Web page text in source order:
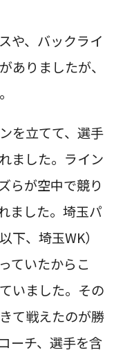
や、バックライ
ありましたが、
を立てて、選手
ました。ライン
らが空中で競り
ました。埼玉パ
下、埼玉WK）
ていたからこ
いました。その
て戦えたのが勝
ーチ、選手を含